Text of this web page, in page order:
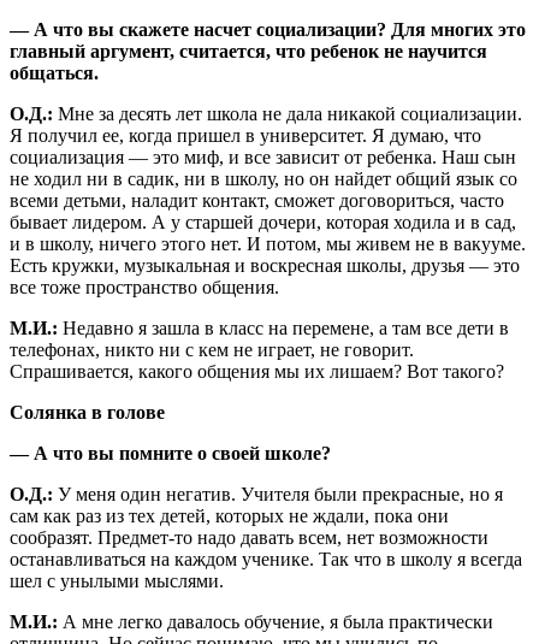
— А что вы скажете насчет социализации? Для многих это
главный аргумент, считается, что ребенок не научится
общаться.
О.Д.: Мне за десять лет школа не дала никакой социализации.
Я получил ее, когда пришел в университет. Я думаю, что
социализация — это миф, и все зависит от ребенка. Наш сын
не ходил ни в садик, ни в школу, но он найдет общий язык со
всеми детьми, наладит контакт, сможет договориться, часто
бывает лидером. А у старшей дочери, которая ходила и в сад,
и в школу, ничего этого нет. И потом, мы живем не в вакууме.
Есть кружки, музыкальная и воскресная школы, друзья — это
все тоже пространство общения.
М.И.: Недавно я зашла в класс на перемене, а там все дети в
телефонах, никто ни с кем не играет, не говорит.
Спрашивается, какого общения мы их лишаем? Вот такого?
Солянка в голове
— А что вы помните о своей школе?
О.Д.: У меня один негатив. Учителя были прекрасные, но я
сам как раз из тех детей, которых не ждали, пока они
сообразят. Предмет-то надо давать всем, нет возможности
останавливаться на каждом ученике. Так что в школу я всегда
шел с унылыми мыслями.
М.И.: А мне легко давалось обучение, я была практически